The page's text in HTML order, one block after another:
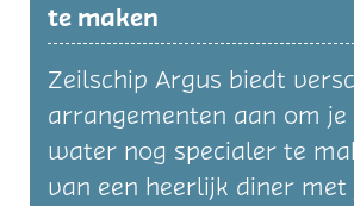
te maken
Zeilschip Argus biedt
arrangementen aan om
water nog specialer te
van een heerlijk diner met